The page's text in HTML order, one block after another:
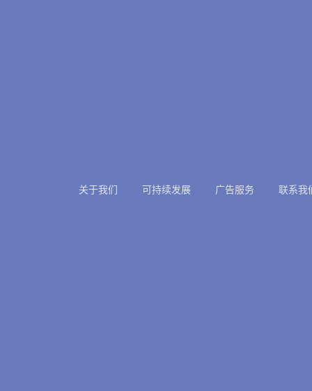
关于我们 可持续发展 广告服务 联系我